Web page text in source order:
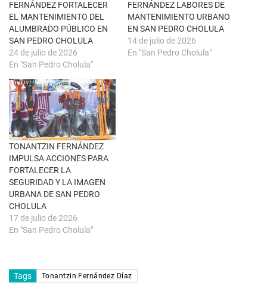
a
n
a
n
u
e
v
a
)
S
e
a
b
r
e
e
n
u
n
a
v
e
n
t
a
n
a
n
u
e
v
a
FERNÁNDEZ FORTALECER
EL MANTENIMIENTO DEL
ALUMBRADO PÚBLICO EN
SAN PEDRO CHOLULA
24 de julio de 2026
En "San Pedro Cholula"
FERNÁNDEZ LABORES DE
MANTENIMIENTO URBANO
EN SAN PEDRO CHOLULA
14 de julio de 2026
En "San Pedro Cholula"
TONANTZIN FERNÁNDEZ
IMPULSA ACCIONES PARA
FORTALECER LA
SEGURIDAD Y LA IMAGEN
URBANA DE SAN PEDRO
CHOLULA
17 de julio de 2026
En "San Pedro Cholula"
Tags Tonantzin Fernández Díaz